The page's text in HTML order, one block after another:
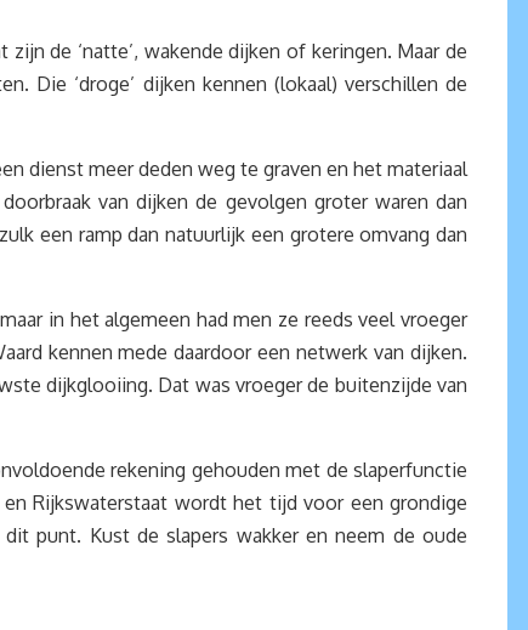
de ‘natte’, wakende dijken of keringen. Maar de
Die ‘droge’ dijken kennen (lokaal) verschillen de
dienst meer deden weg te graven en het materiaal
van dijken de gevolgen groter waren dan
een ramp dan natuurlijk een grotere omvang dan
in het algemeen had men ze reeds veel vroeger
kennen mede daardoor een netwerk van dijken.
dijkglooiing. Dat was vroeger de buitenzijde van
rekening gehouden met de slaperfunctie
Rijkswaterstaat wordt het tijd voor een grondige
punt. Kust de slapers wakker en neem de oude